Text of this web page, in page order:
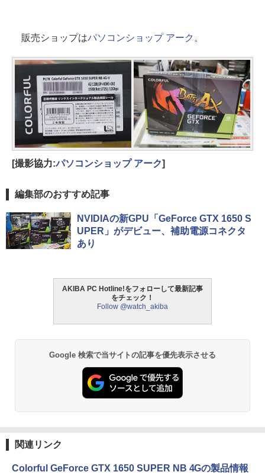
販売ショップはパソコンショップ アーク 。
[撮影協力:パソコンショップ アーク]
編集部のおすすめ記事
NVIDIAの新GPU「GeForce GTX 1650 S
UPER」がデビュー、補助電源コネクタ
あり
AKIBA PC Hotline!をフォローして最新記事
をチェック！
Follow @watch_akiba
Google 検索で当サイトの記事を優先表示させる
関連リンク
Colorful GeForce GTX 1650 SUPER NB 4Gの製品情報